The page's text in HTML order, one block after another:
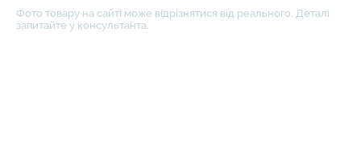
Фото товару на сайті може відрізнятися від реального. Деталі
запитайте у консультанта.